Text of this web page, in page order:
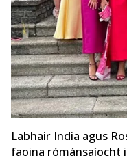
Labhair India agus
faoina rómánsaíocht